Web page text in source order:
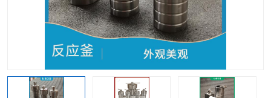
加热模块